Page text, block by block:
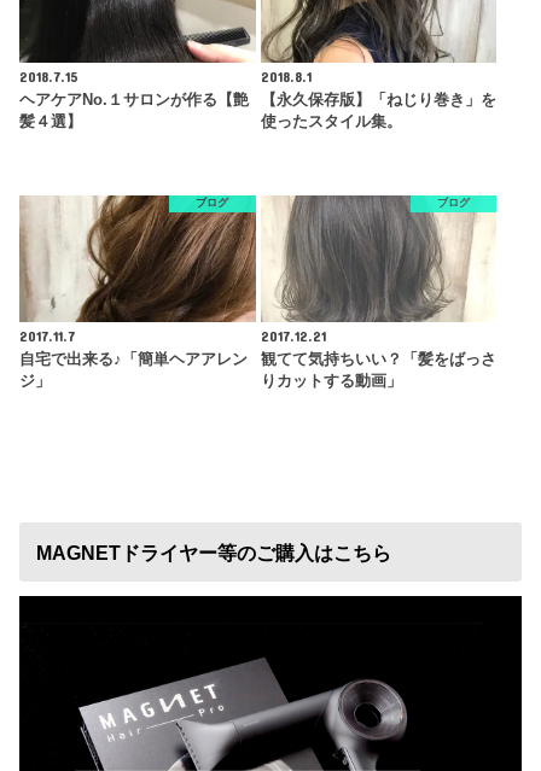
2018.7.15
ヘアケアNo.１サロンが作る【艶
髪４選】
2018.8.1
【永久保存版】「ねじり巻き」を
使ったスタイル集。
ブログ
2017.11.7
自宅で出来る♪「簡単ヘアアレン
ジ」
ブログ
2017.12.21
観てて気持ちいい？「髪をばっさ
りカットする動画」
MAGNETドライヤー等のご購入はこちら